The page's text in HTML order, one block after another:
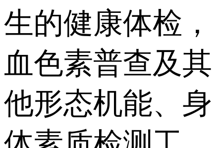
生的健康体检，
血色素普查及其
他形态机能、身